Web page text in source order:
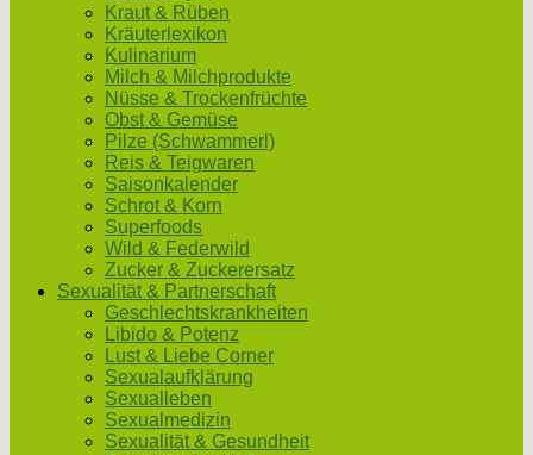
Kraut & Rüben
Kräuterlexikon
Kulinarium
Milch & Milchprodukte
Nüsse & Trockenfrüchte
Obst & Gemüse
Pilze (Schwammerl)
Reis & Teigwaren
Saisonkalender
Schrot & Korn
Superfoods
Wild & Federwild
Zucker & Zuckerersatz
Sexualität & Partnerschaft
Geschlechtskrankheiten
Libido & Potenz
Lust & Liebe Corner
Sexualaufklärung
Sexualleben
Sexualmedizin
Sexualität & Gesundheit